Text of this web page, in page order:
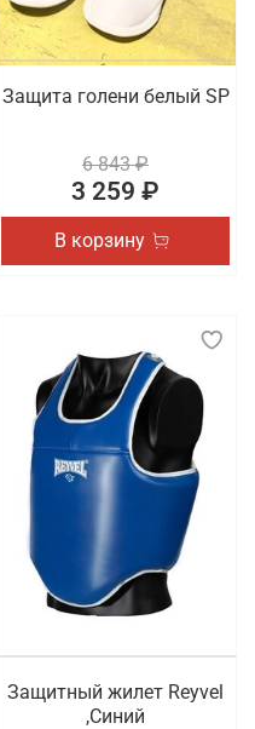
Защита голени белый SP
6 843 ₽
3 259 ₽
В корзину
Защитный жилет Reyvel
,Синий